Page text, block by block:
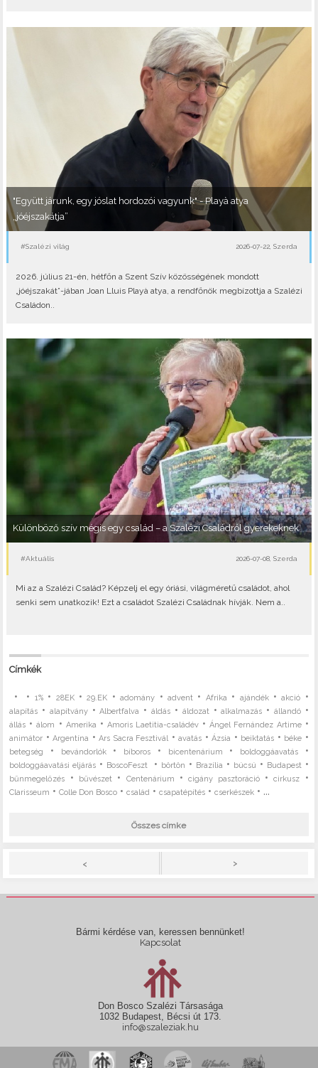
"Együtt járunk, egy jóslat hordozói vagyunk" - Playà atya
„jóéjszakátja”
#Szalézi világ 2026-07-22, Szerda
2026. július 21-én, hétfőn a Szent Szív közösségének mondott
„jóéjszakát”-jában Joan Lluis Playà atya, a rendfőnök megbízottja a Szalézi
Családon..
Különböző szív mégis egy család – a Szalézi Családról gyerekeknek
#Aktuális 2026-07-08, Szerda
Mi az a Szalézi Család? Képzelj el egy óriási, világméretű családot, ahol
senki sem unatkozik! Ezt a családot Szalézi Családnak hívják. Nem a..
Címkék
• • 1%• 28EK•29.EK •adomány •advent • Afrika • ajándék•akció •
alapítás • alapítvány•Albertfalva •áldás • áldozat•alkalmazás • állandó•
állás •álom • Amerika • Amoris Laetitia-családév •Ángel Fernández Artime•
animátor •Argentína •Ars Sacra Fesztivál •avatás •Ázsia • beiktatás • béke •
betegség • bevándorlók• bíboros • bicentenárium • boldoggáavatás•
boldoggáavatási eljárás • BoscoFeszt • börtön • Brazília • búcsú • Budapest•
bűnmegelőzés • bűvészet• Centenárium •cigány pasztoráció•cirkusz •
Clarisseum •Colle Don Bosco •család •csapatépítés •cserkészek • ...
Összes címke
< >
Bármi kérdése van, keressen bennünket!
Kapcsolat
Don Bosco Szalézi Társasága
1032 Budapest, Bécsi út 173.
info@szaleziak.hu